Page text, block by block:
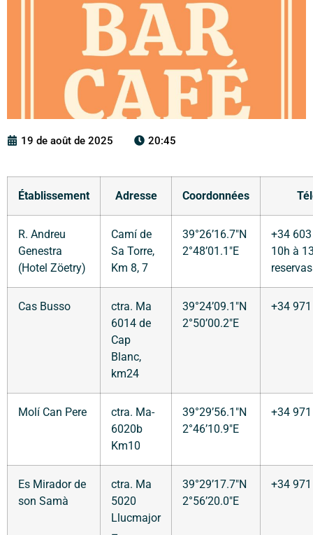
19 de août de 2025 20:45
Établissement Adresse Coordonnées
R. Andreu
Genestra
(Hotel Zöetry)
Camí de
Sa Torre,
Km 8, 7
39°26’16.7″N
2°48’01.1″E
+34
10h à
Cas Busso
ctra. Ma
6014 de
Cap
Blanc,
km24
39°24’09.1″N
2°50’00.2″E
+34
Molí Can Pere
ctra. Ma-
6020b
Km10
39°29’56.1″N
2°46’10.9″E
+34
Es Mirador de
son Samà
ctra. Ma
5020
Llucmajor
39°29’17.7″N
2°56’20.0″E
+34